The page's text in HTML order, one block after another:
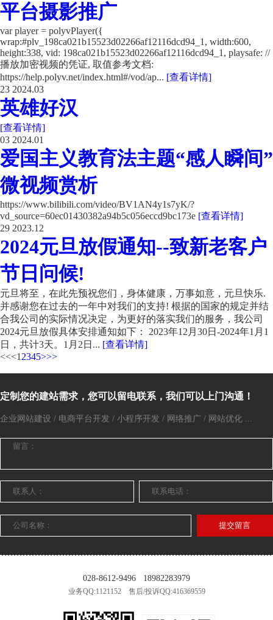
平台摄影推广
var player = polyvPlayer({
wrap:#plv_198ca021b15523d02266af12116dcd94_1, width:600,
height:338, vid: 198ca021b15523d02266af12116dcd94_1, playsafe: //
播放加密视频的凭证, 取值参考文档:
https://help.polyv.net/index.html#/vod/ap... [查看详情]
23 2024.03
英雄好汉
[查看详情]
03 2024.01
爱国主义教育法主题“感人瞬间”
微视频赏析
https://www.bilibili.com/video/BV1AN4y1s7yK/?
vd_source=60ec01430382a94b5c056eccd9bc173e [查看详情]
29 2023.12
2024元旦放假通知--致新老客户
节日问候!
元旦将至，在此先预祝您们，身体健康，万事如意，元旦快乐.
并感谢您在过去的一年中对我们的支持! 根据的国家的规定并结
合我公司的实际情况决定，为更好的落实我们的服务，我公司
2024元旦放假具体安排通知如下： 2023年12月30日-2024年1月1
日，共计3天。1月2日... [查看详情]
<<<1 2345>>>
定制您的建站需求，您可以留电联系，我们可以上门沟通！
企业网站建设 / 电商平台开发 / 小程序开发 / 网络推广 / 网站优化 ...
提交留言
028-8612-9496 18982283979
业务QQ:1121152 售后/投诉QQ:416369559